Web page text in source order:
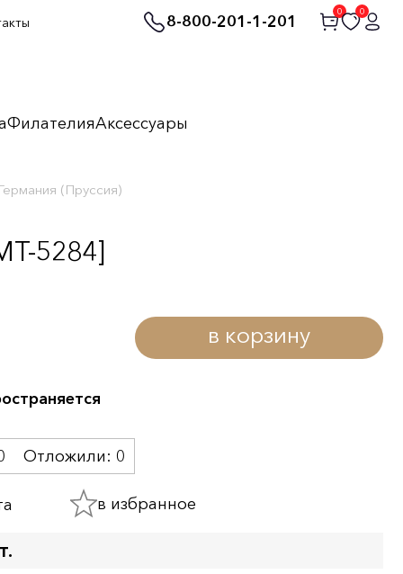
8-800-201-1-201
0 0
ФилателияАксессуары
(Пруссия)
5284]
в корзину
Отложили: 0
в избранное